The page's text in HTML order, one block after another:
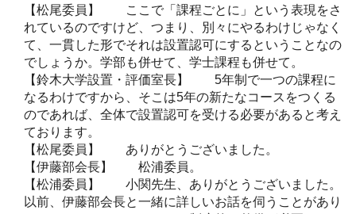
【松尾委員】 ここで「課程ごとに」という表現をさ
れているのですけど、つまり、別々にやるわけじゃなく
て、一貫した形でそれは設置認可にするということなの
でしょうか。学部も併せて、学士課程も併せて。
【鈴木大学設置・評価室長】 5年制で一つの課程に
なるわけですから、そこは5年の新たなコースをつくる
のであれば、全体で設置認可を受ける必要があると考え
ております。
【松尾委員】 ありがとうございました。
【伊藤部会長】 松浦委員。
【松浦委員】 小関先生、ありがとうございました。
以前、伊藤部会長と一緒に詳しいお話を伺うことがあり